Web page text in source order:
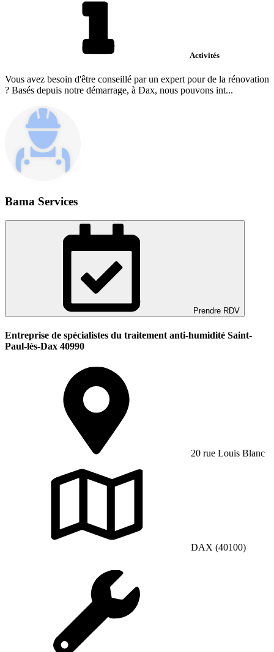
Activités
Vous avez besoin d'être conseillé par un expert pour de la rénovation
? Basés depuis notre démarrage, à Dax, nous pouvons int...
Bama Services
Prendre RDV
Entreprise de spécialistes du traitement anti-humidité Saint-
Paul-lès-Dax 40990
20 rue Louis Blanc
DAX (40100)